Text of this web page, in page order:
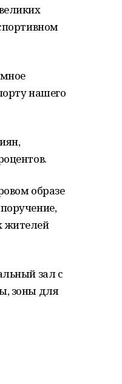
нашего
образе
жителей
зал с
зоны для